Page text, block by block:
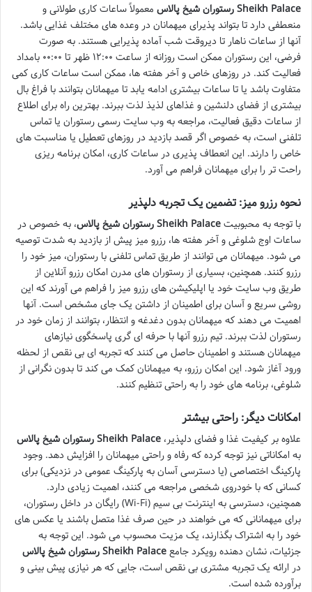
رستوران شیخ پالاس Sheikh Palace
معمولاً ساعات کاری طولانی و
منعطفی دارد تا بتواند پذیرای میهمانان در وعده های مختلف غذایی باشد.
آنها از ساعات ناهار تا دیروقت شب آماده پذیرایی هستند. به صورت
فرضی، این رستوران ممکن است روزانه از ساعت ۱۲:۰۰ ظهر تا ۰۰:۰۰ بامداد
فعالیت کند. در روزهای خاص و آخر هفته ها، ممکن است ساعات کاری کمی
متفاوت باشد یا تا ساعات بیشتری ادامه یابد تا میهمانان بتوانند با فراغ بال
بیشتری از فضای دلنشین و غذاهای لذیذ لذت ببرند. بهترین راه برای اطلاع
از ساعات دقیق فعالیت، مراجعه به وب سایت رسمی رستوران یا تماس
تلفنی است، به خصوص اگر قصد بازدید در روزهای تعطیل یا مناسبت های
خاص را دارند. این انعطاف پذیری در ساعات کاری، امکان برنامه ریزی
راحت تر را برای میهمانان فراهم می آورد.
نحوه رزرو میز: تضمین یک تجربه دلپذیر
با توجه به محبوبیترستوران شیخ پالاس Sheikh Palace
، به خصوص در
ساعات اوج شلوغی و آخر هفته ها، رزرو میز پیش از بازدید به شدت توصیه
می شود. میهمانان می توانند از طریق تماس تلفنی با رستوران، میز خود را
رزرو کنند. همچنین، بسیاری از رستوران های مدرن امکان رزرو آنلاین از
طریق وب سایت خود یا اپلیکیشن های رزرو میز را فراهم می آورند که این
روشی سریع و آسان برای اطمینان از داشتن یک جای مشخص است. آنها
اهمیت می دهند که میهمانان بدون دغدغه و انتظار، بتوانند از زمان خود در
رستوران لذت ببرند. تیم رزرو آنها با حرفه ای گری پاسخگوی نیازهای
میهمانان هستند و اطمینان حاصل می کنند که تجربه ای بی نقص از لحظه
ورود آغاز شود. این امکان رزرو، به میهمانان کمک می کند تا بدون نگرانی از
شلوغی، برنامه های خود را به راحتی تنظیم کنند.
امکانات دیگر: راحتی بیشتر
علاوه بر کیفیت غذا و فضای دلپذیر، رستوران شیخ پالاس Sheikh Palace
به امکاناتی نیز توجه کرده که رفاه و راحتی میهمانان را افزایش دهد. وجود
پارکینگ اختصاصی (یا دسترسی آسان به پارکینگ عمومی در نزدیکی) برای
کسانی که با خودروی شخصی مراجعه می کنند، اهمیت زیادی دارد.
همچنین، دسترسی به اینترنت بی سیم (Wi-Fi) رایگان در داخل رستوران،
برای میهمانانی که می خواهند در حین صرف غذا متصل باشند یا عکس های
خود را به اشتراک بگذارند، یک مزیت محسوب می شود. این توجه به
جزئیات، نشان دهنده رویکرد جامعرستوران شیخ پالاس Sheikh Palace
در ارائه یک تجربه مشتری بی نقص است، جایی که هر نیازی پیش بینی و
برآورده شده است.